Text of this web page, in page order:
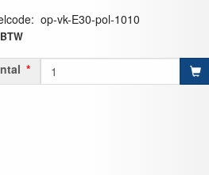
: op-vk-E30-pol-1010